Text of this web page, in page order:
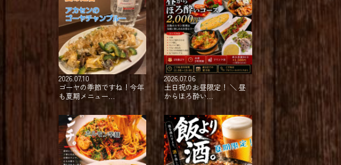
2026.07.10
ゴーヤの季節ですね！今年
も夏期メニュー…
2026.07.06
土日祝のお昼限定！ ＼ 昼
からほろ酔い…